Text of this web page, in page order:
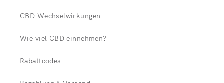
CBD Wechselwirkungen
Wie viel CBD einnehmen?
Rabattcodes